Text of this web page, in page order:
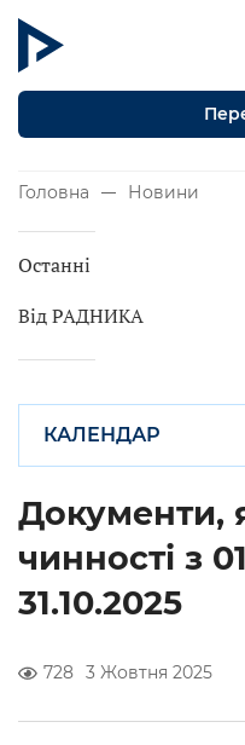
Головна Новини
Останні
Від РАДНИКА
КАЛЕНДАР
Документи,
чинності з
31.10.2025
728 3 Жовтня 2025